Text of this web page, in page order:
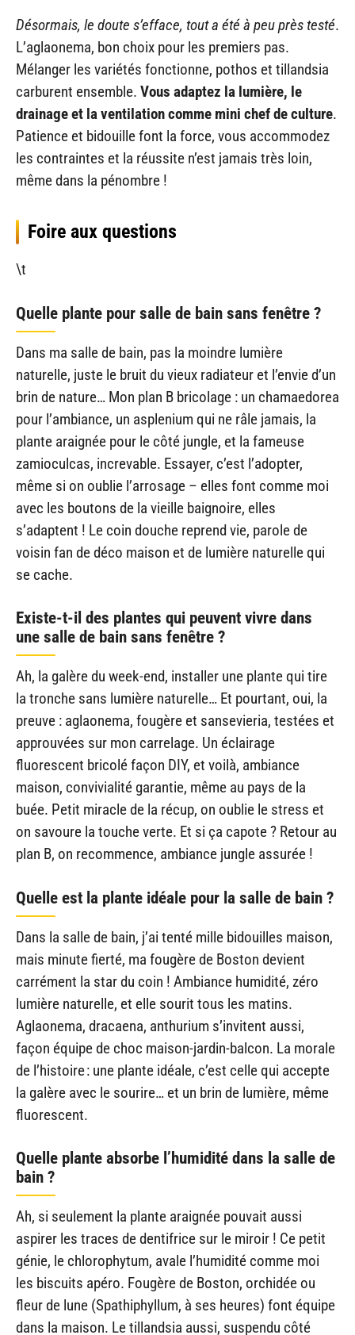
Désormais, le doute s’efface, tout a été à peu près testé.
L’aglaonema, bon choix pour les premiers pas.
Mélanger les variétés fonctionne, pothos et tillandsia
carburent ensemble. Vous adaptez la lumière, le
drainage et la ventilation comme mini chef de culture.
Patience et bidouille font la force, vous accommodez
les contraintes et la réussite n’est jamais très loin,
même dans la pénombre !
Foire aux questions
\t
Quelle plante pour salle de bain sans fenêtre ?
Dans ma salle de bain, pas la moindre lumière
naturelle, juste le bruit du vieux radiateur et l’envie d’un
brin de nature… Mon plan B bricolage : un chamaedorea
pour l’ambiance, un asplenium qui ne râle jamais, la
plante araignée pour le côté jungle, et la fameuse
zamioculcas, increvable. Essayer, c’est l’adopter,
même si on oublie l’arrosage – elles font comme moi
avec les boutons de la vieille baignoire, elles
s’adaptent ! Le coin douche reprend vie, parole de
voisin fan de déco maison et de lumière naturelle qui
se cache.
Existe-t-il des plantes qui peuvent vivre dans
une salle de bain sans fenêtre ?
Ah, la galère du week-end, installer une plante qui tire
la tronche sans lumière naturelle… Et pourtant, oui, la
preuve : aglaonema, fougère et sansevieria, testées et
approuvées sur mon carrelage. Un éclairage
fluorescent bricolé façon DIY, et voilà, ambiance
maison, convivialité garantie, même au pays de la
buée. Petit miracle de la récup, on oublie le stress et
on savoure la touche verte. Et si ça capote ? Retour au
plan B, on recommence, ambiance jungle assurée !
Quelle est la plante idéale pour la salle de bain ?
Dans la salle de bain, j’ai tenté mille bidouilles maison,
mais minute fierté, ma fougère de Boston devient
carrément la star du coin ! Ambiance humidité, zéro
lumière naturelle, et elle sourit tous les matins.
Aglaonema, dracaena, anthurium s’invitent aussi,
façon équipe de choc maison-jardin-balcon. La morale
de l’histoire : une plante idéale, c’est celle qui accepte
la galère avec le sourire… et un brin de lumière, même
fluorescent.
Quelle plante absorbe l’humidité dans la salle de
bain ?
Ah, si seulement la plante araignée pouvait aussi
aspirer les traces de dentifrice sur le miroir ! Ce petit
génie, le chlorophytum, avale l’humidité comme moi
les biscuits apéro. Fougère de Boston, orchidée ou
fleur de lune (Spathiphyllum, à ses heures) font équipe
dans la maison. Le tillandsia aussi, suspendu côté